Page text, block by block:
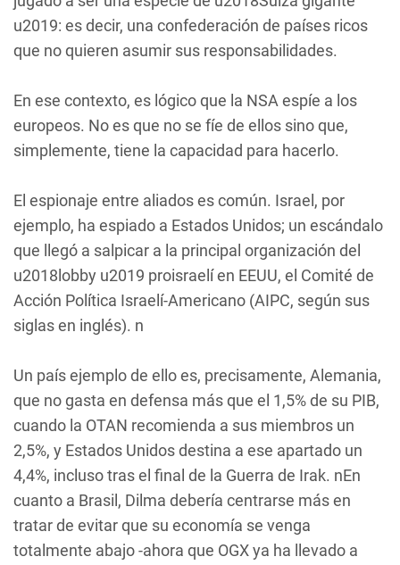
u2019: es decir, una confederación de países ricos
que no quieren asumir sus responsabilidades.
En ese contexto, es lógico que la NSA espíe a los
europeos. No es que no se fíe de ellos sino que,
simplemente, tiene la capacidad para hacerlo.
El espionaje entre aliados es común. Israel, por
ejemplo, ha espiado a Estados Unidos; un escándalo
que llegó a salpicar a la principal organización del
u2018lobby u2019 proisraelí en EEUU, el Comité de
Acción Política Israelí-Americano (AIPC, según sus
siglas en inglés). n
Un país ejemplo de ello es, precisamente, Alemania,
que no gasta en defensa más que el 1,5% de su PIB,
cuando la OTAN recomienda a sus miembros un
2,5%, y Estados Unidos destina a ese apartado un
4,4%, incluso tras el final de la Guerra de Irak. nEn
cuanto a Brasil, Dilma debería centrarse más en
tratar de evitar que su economía se venga
totalmente abajo -ahora que OGX ya ha llevado a